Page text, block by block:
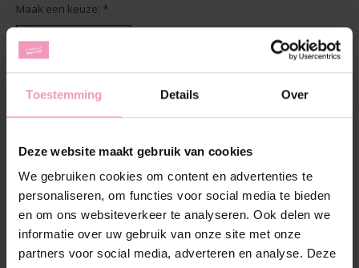
Toestemming Details Over
Deze website maakt gebruik van cookies
We gebruiken cookies om content en advertenties te
personaliseren, om functies voor social media te bieden
en om ons websiteverkeer te analyseren. Ook delen we
informatie over uw gebruik van onze site met onze
partners voor social media, adverteren en analyse. Deze
Maak een keuze: *
Aan verlanglijst toevoegen
Plaats bestelling
Toevoegen om te vergelijken